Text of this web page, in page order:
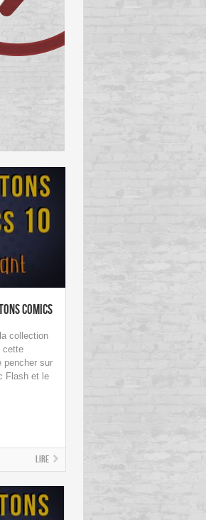
Comics
collection
cette
pencher sur
Flash et le
Lire